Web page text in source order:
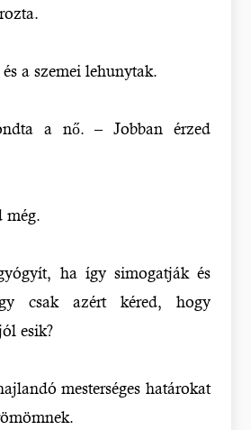
a szemei lehunytak.
a nő. – Jobban érzed
még.
ha így simogatják és
csak azért kéred, hogy
esik?
mesterséges határokat